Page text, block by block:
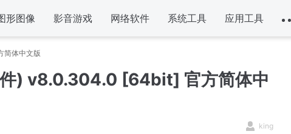
形图像 影音游戏 网络软件 系统工具 应用工具
简体中文版
) v8.0.304.0 [64bit] 官方简体中
king